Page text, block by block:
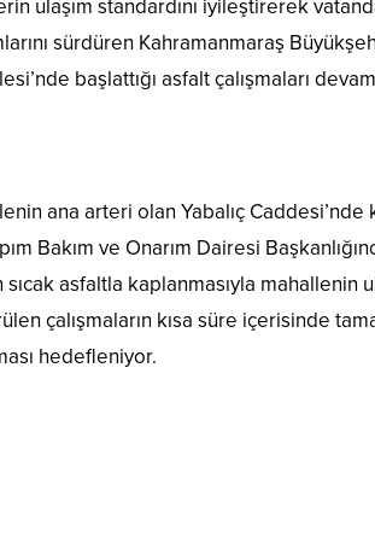
ulaşım standardını iyileştirerek
sürdüren Kahramanmaraş
başlattığı asfalt çalışmaları
ana arteri olan Yabalıç
Bakım ve Onarım Dairesi
asfaltla kaplanmasıyla mahallenin
çalışmaların kısa süre içerisinde
hedefleniyor.